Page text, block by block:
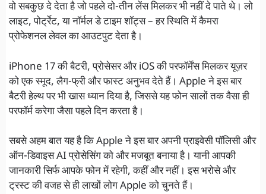
वो सबकुछ दे देता है जो पहले दो-तीन लेंस मिलकर भी नहीं दे पाते थे। लो
लाइट, पोर्ट्रेट, या नॉर्मल डे टाइम शॉट्स – हर स्थिति में कैमरा
प्रोफेशनल लेवल का आउटपुट देता है।
iPhone 17 की बैटरी, प्रोसेसर और iOS की परफॉर्मेंस मिलकर यूज़र
को एक स्मूद, लैग-फ्री और फास्ट अनुभव देते हैं। Apple ने इस बार
बैटरी हेल्थ पर भी खास ध्यान दिया है, जिससे यह फोन सालों तक वैसा ही
परफॉर्म करेगा जैसा पहले दिन करता है।
सबसे अहम बात यह है कि Apple ने इस बार अपनी प्राइवेसी पॉलिसी और
ऑन-डिवाइस AI प्रोसेसिंग को और मजबूत बनाया है। यानी आपकी
जानकारी सिर्फ आपके फोन में रहेगी, कहीं और नहीं। इस भरोसे और
ट्रस्ट की वजह से ही लाखों लोग Apple को चुनते हैं।